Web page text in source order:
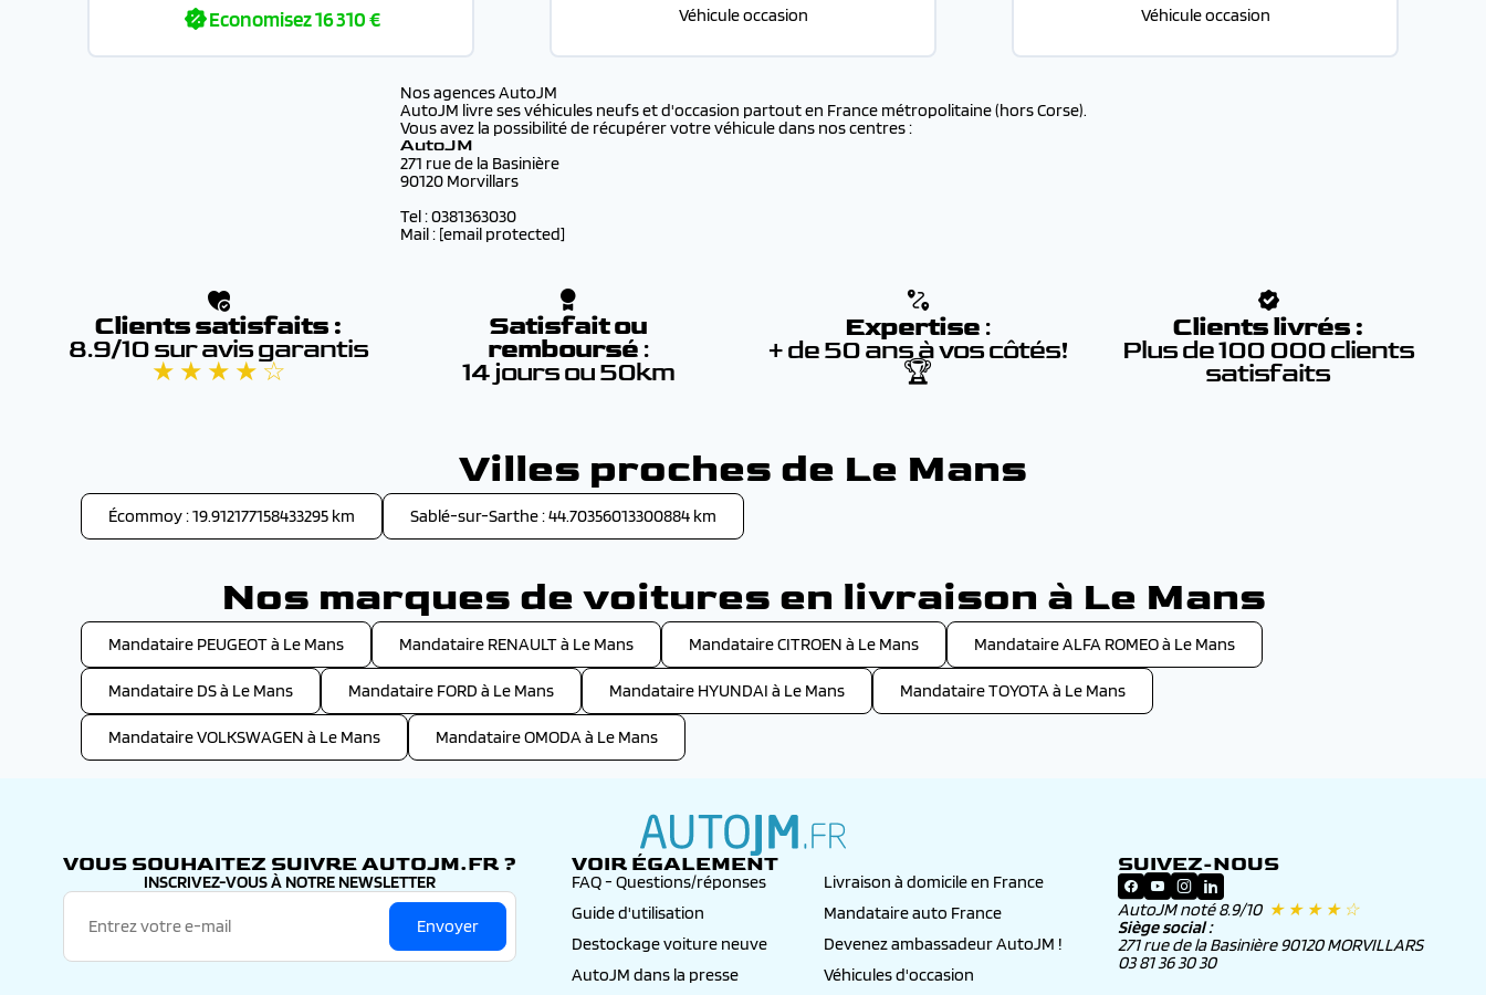
Economisez16 310 € Véhicule occasion Véhicule occasion
Nos agences AutoJM
AutoJM livre ses véhicules neufs et d'occasion partout en France métropolitaine (hors Corse).
Vous avez la possibilité de récupérer votre véhicule dans nos centres :
AutoJM
271 rue de la Basinière
90120 Morvillars
Tel : 0381363030
Mail : [email protected]
Clients satisfaits :
8.9/10 sur avis garantis
★ ★ ★ ★ ☆
Satisfait ou
remboursé :
14 jours ou 50km
Expertise :
+ de 50 ans à vos côtés!
🏆
Clients livrés :
Plus de 100 000 clients
satisfaits
Villes proches de Le Mans
Écommoy : 19.912177158433295 km Sablé-sur-Sarthe : 44.70356013300884 km
Nos marques de voitures en livraison à Le Mans
Mandataire PEUGEOT à Le Mans Mandataire RENAULT à Le Mans Mandataire CITROEN à Le Mans Mandataire ALFA ROMEO à Le Mans
Mandataire DS à Le Mans Mandataire FORD à Le Mans Mandataire HYUNDAI à Le Mans Mandataire TOYOTA à Le Mans
Mandataire VOLKSWAGEN à Le Mans Mandataire OMODA à Le Mans
autojm.fr
VOUS SOUHAITEZ SUIVRE AUTOJM.FR ?
INSCRIVEZ-VOUS À NOTRE NEWSLETTER
Envoyer
VOIR ÉGALEMENT
FAQ - Questions/réponses
Livraison à domicile en France
Guide d'utilisation
Mandataire auto France
Destockage voiture neuve
Devenez ambassadeur AutoJM !
AutoJM dans la presse
Véhicules d'occasion
SUIVEZ-NOUS
AutoJM noté 8.9/10 ★ ★ ★ ★ ☆
Siège social :
271 rue de la Basinière 90120 MORVILLARS
03 81 36 30 30